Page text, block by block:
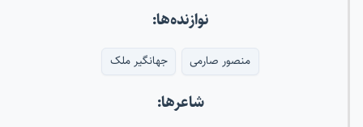
نوازنده‌ها:
منصور صارمی جهانگیر ملک
شاعرها: